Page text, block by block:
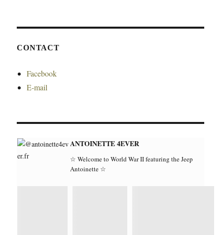
CONTACT
Facebook
E-mail
ANTOINETTE 4EVER
☆ Welcome to World War II featuring the Jeep
Antoinette ☆